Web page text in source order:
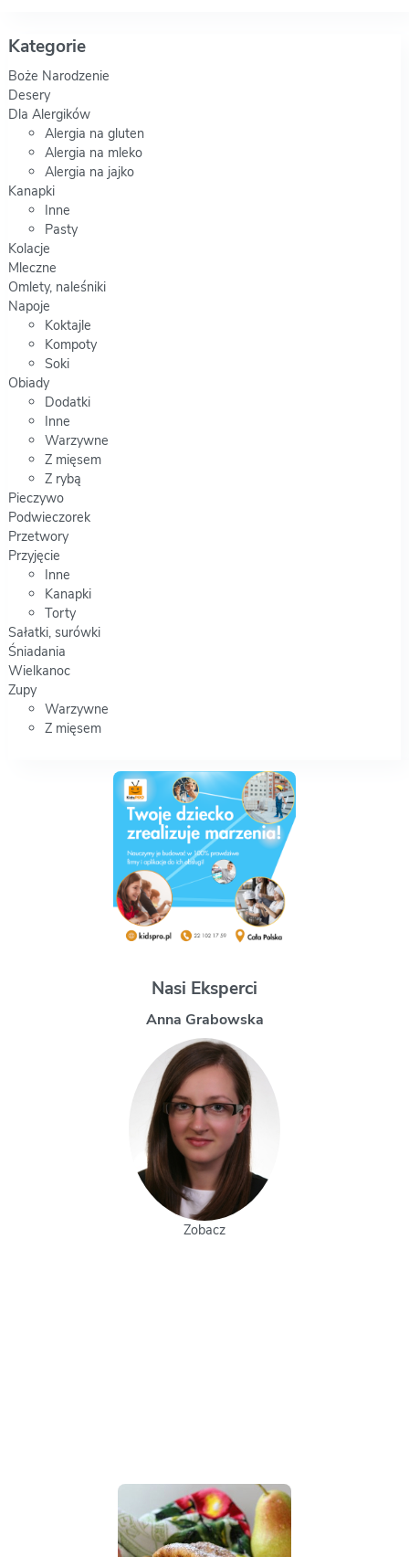
Kategorie
Boże Narodzenie
Desery
Dla Alergików
Alergia na gluten
Alergia na mleko
Alergia na jajko
Kanapki
Inne
Pasty
Kolacje
Mleczne
Omlety, naleśniki
Napoje
Koktajle
Kompoty
Soki
Obiady
Dodatki
Inne
Warzywne
Z mięsem
Z rybą
Pieczywo
Podwieczorek
Przetwory
Przyjęcie
Inne
Kanapki
Torty
Sałatki, surówki
Śniadania
Wielkanoc
Zupy
Warzywne
Z mięsem
Nasi Eksperci